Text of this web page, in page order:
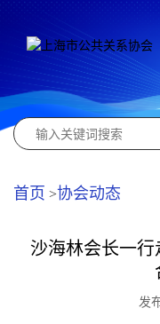
首页 >协会动态
沙海林会长一
发